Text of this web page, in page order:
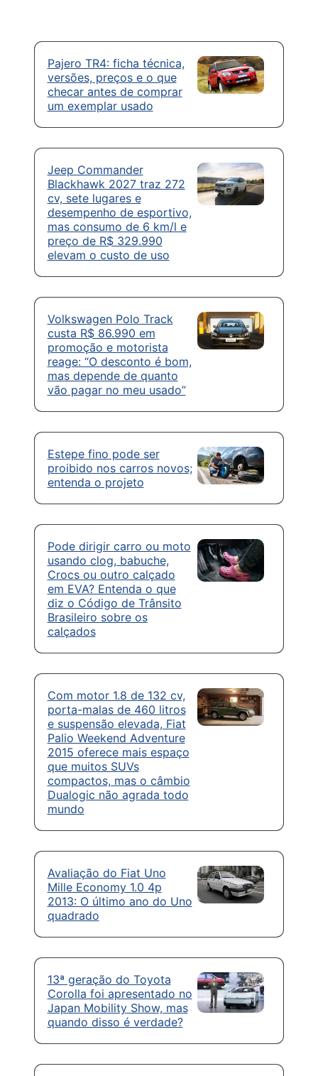
Pajero TR4: ficha técnica,
versões, preços e o que
checar antes de comprar
um exemplar usado
Jeep Commander
Blackhawk 2027 traz 272
cv, sete lugares e
desempenho de esportivo,
mas consumo de 6 km/l e
preço de R$ 329.990
elevam o custo de uso
Volkswagen Polo Track
custa R$ 86.990 em
promoção e motorista
reage: “O desconto é bom,
mas depende de quanto
vão pagar no meu usado”
Estepe fino pode ser
proibido nos carros novos;
entenda o projeto
Pode dirigir carro ou moto
usando clog, babuche,
Crocs ou outro calçado
em EVA? Entenda o que
diz o Código de Trânsito
Brasileiro sobre os
calçados
Com motor 1.8 de 132 cv,
porta-malas de 460 litros
e suspensão elevada, Fiat
Palio Weekend Adventure
2015 oferece mais espaço
que muitos SUVs
compactos, mas o câmbio
Dualogic não agrada todo
mundo
Avaliação do Fiat Uno
Mille Economy 1.0 4p
2013: O último ano do Uno
quadrado
13ª geração do Toyota
Corolla foi apresentado no
Japan Mobility Show, mas
quando disso é verdade?